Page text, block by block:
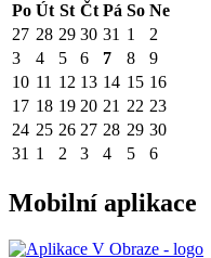
Po Út St Čt Pá So Ne
27 28 29 30 31 1
2
3
4 5 6 7 8
9
10 11 12 13 14 15 16
17 18 19 20 21 22 23
24 25 26 27 28 29 30
31 1 2 3 4 5 6
Mobilní aplikace